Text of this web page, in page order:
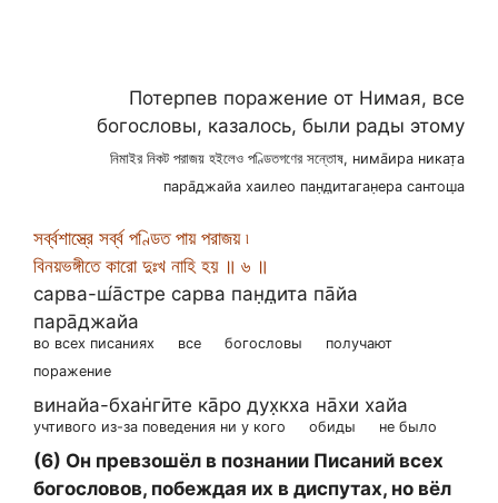
Потерпев поражение от Нимая, все
богословы, казалось, были рады этому
নিমাইর নিকট পরাজয় হইলেও পণ্ডিতগণের সন্তোষ, нима̄ира никат̣а
пара̄джайа хаилео пан̣д̣итаган̣ера сантош̣а
সর্ব্বশাস্ত্রে সর্ব্ব পণ্ডিত পায় পরাজয় ৷
বিনয়ভঙ্গীতে কারো দুঃখ নাহি হয় ॥ ৬ ॥
сарва-ш́а̄стре сарва пан̣д̣ита па̄йа
пара̄джайа
во всех писаниях все богословы
получают
поражение
винайа-бхан̇гӣте ка̄ро дух̣кха на̄хи хайа
учтивого из-за поведения ни у кого обиды не было
(6) Он превзошёл в познании Писаний всех
богословов, побеждая их в диспутах, но вёл